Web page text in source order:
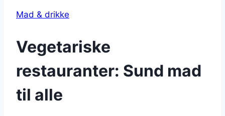
Mad & drikke
Vegetariske
restauranter: Sund mad
til alle